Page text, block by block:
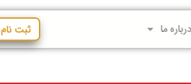
ما ثبت نام ۱۴۰۶-۱۴۰۵